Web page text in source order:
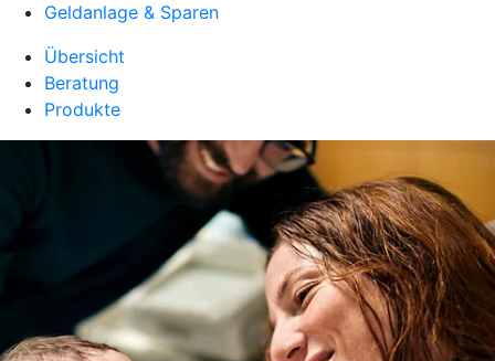
Geldanlage & Sparen
Übersicht
Beratung
Produkte